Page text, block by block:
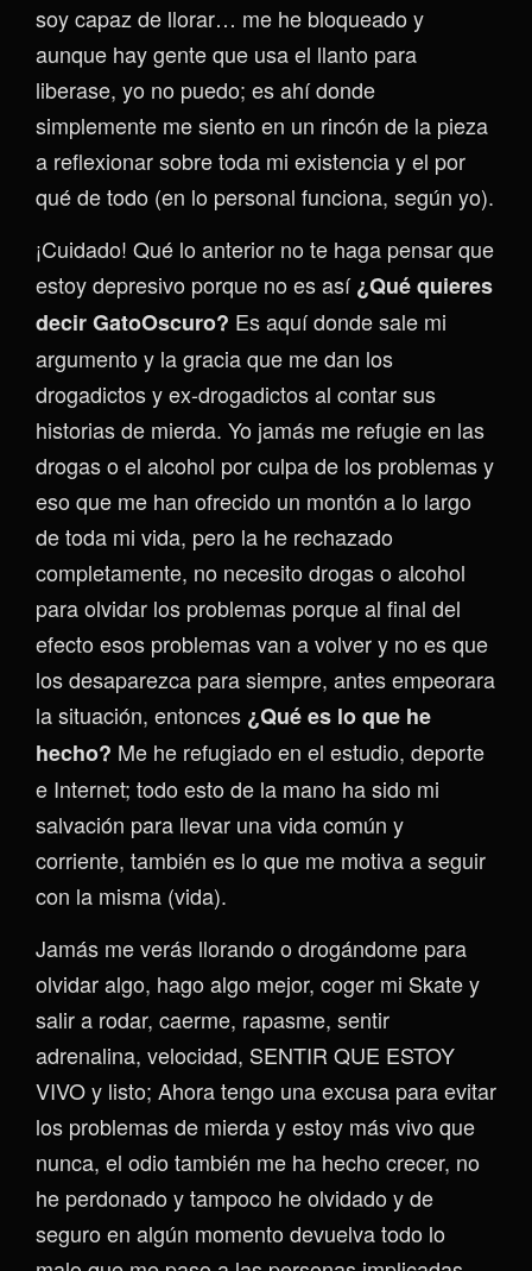
soy capaz de llorar… me he bloqueado y
aunque hay gente que usa el llanto para
liberase, yo no puedo; es ahí donde
simplemente me siento en un rincón de la pieza
a reflexionar sobre toda mi existencia y el por
qué de todo (en lo personal funciona, según yo).
¡Cuidado! Qué lo anterior no te haga pensar que
estoy depresivo porque no es así¿Qué quieres
decir GatoOscuro? Es aquí donde sale mi
argumento y la gracia que me dan los
drogadictos y ex-drogadictos al contar sus
historias de mierda. Yo jamás me refugie en las
drogas o el alcohol por culpa de los problemas y
eso que me han ofrecido un montón a lo largo
de toda mi vida, pero la he rechazado
completamente, no necesito drogas o alcohol
para olvidar los problemas porque al final del
efecto esos problemas van a volver y no es que
los desaparezca para siempre, antes empeorara
la situación, entonces ¿Qué es lo que he
hecho? Me he refugiado en el estudio, deporte
e Internet; todo esto de la mano ha sido mi
salvación para llevar una vida común y
corriente, también es lo que me motiva a seguir
con la misma (vida).
Jamás me verás llorando o drogándome para
olvidar algo, hago algo mejor, coger mi Skate y
salir a rodar, caerme, rapasme, sentir
adrenalina, velocidad, SENTIR QUE ESTOY
VIVO y listo; Ahora tengo una excusa para evitar
los problemas de mierda y estoy más vivo que
nunca, el odio también me ha hecho crecer, no
he perdonado y tampoco he olvidado y de
seguro en algún momento devuelva todo lo